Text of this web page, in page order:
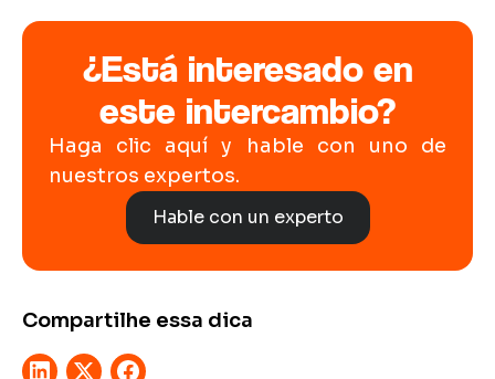
¿Está interesado en
este intercambio?
Haga clic aquí y hable con uno de
nuestros expertos.
Hable con un experto
Compartilhe essa dica